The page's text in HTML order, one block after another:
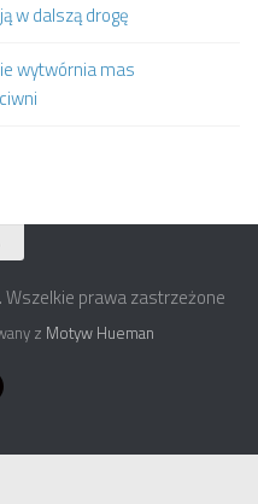
w dalszą drogę
wytwórnia mas
prawa zastrzeżone
z Motyw Hueman